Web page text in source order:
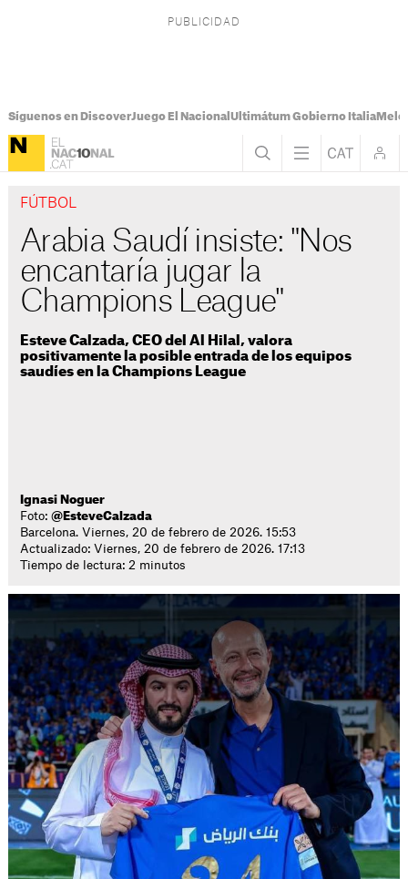
Síguenos en DiscoverJuego El Nacional Ultimátum Gobierno Italia
FÚTBOL
Arabia Saudí insiste: "Nos
encantaría jugar la
Champions League"
Esteve Calzada, CEO del Al Hilal, valora
positivamente la posible entrada de los equipos
saudíes en la Champions League
Ignasi Noguer
Foto:@EsteveCalzada
Barcelona. Viernes, 20 de febrero de 2026. 15:53
Actualizado: Viernes, 20 de febrero de 2026. 17:13
Tiempo de lectura: 2 minutos